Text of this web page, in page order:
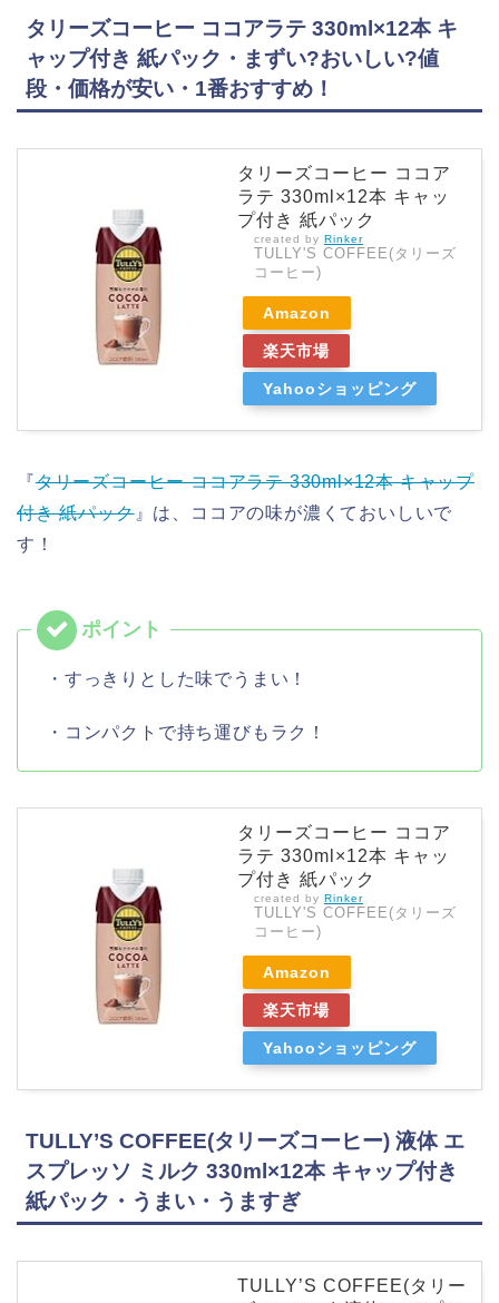
タリーズコーヒー ココアラテ 330ml×12本 キ
ャップ付き 紙パック・まずい?おいしい?値
段・価格が安い・1番おすすめ！
タリーズコーヒー ココア
ラテ 330ml×12本 キャッ
プ付き 紙パック
created by Rinker
TULLY'S COFFEE(タリーズ
コーヒー)
Amazon
楽天市場
Yahooショッピング
『タリーズコーヒー ココアラテ 330ml×12本 キャップ
付き 紙パック』は、ココアの味が濃くておいしいで
す！
・すっきりとした味でうまい！
・コンパクトで持ち運びもラク！
タリーズコーヒー ココア
ラテ 330ml×12本 キャッ
プ付き 紙パック
created by Rinker
TULLY'S COFFEE(タリーズ
コーヒー)
Amazon
楽天市場
Yahooショッピング
TULLY’S COFFEE(タリーズコーヒー) 液体 エ
スプレッソ ミルク 330ml×12本 キャップ付き
紙パック・うまい・うますぎ
TULLY’S COFFEE(タリー